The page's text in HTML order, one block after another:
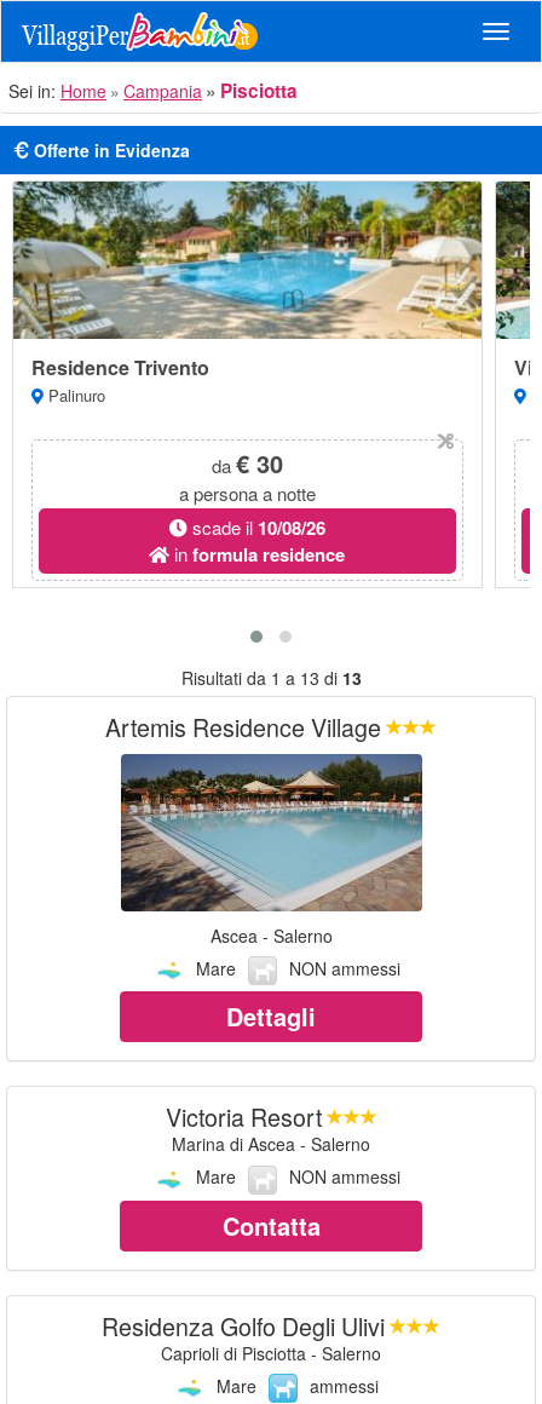
Sei in: Home Campania Pisciotta
Offerte in Evidenza
Residence Trivento
Palinuro
da€ 30
a persona a notte
scade il 10/08/26
informula residence
Risultati da 1 a 13 di 13
Artemis Residence Village
Ascea - Salerno
Mare
NON ammessi
Dettagli
Victoria Resort
Marina di Ascea - Salerno
Mare
NON ammessi
Contatta
Residenza Golfo Degli Ulivi
Caprioli di Pisciotta - Salerno
Mare
ammessi